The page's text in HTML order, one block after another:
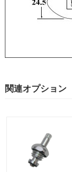
関連オプション